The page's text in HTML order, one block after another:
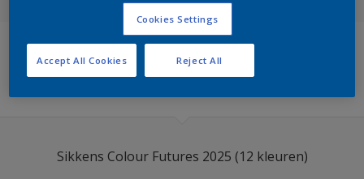
Sikkens Colour Futures 2025
Sikkens Modern Klassieke Kleuren
Sikkens 5051
Sikkens Kleurselectie Kleuren
Filters
Sikkens Colour Futures 2025 (12 kleuren)
Cookies Settings
Reject All
Accept All Cookies